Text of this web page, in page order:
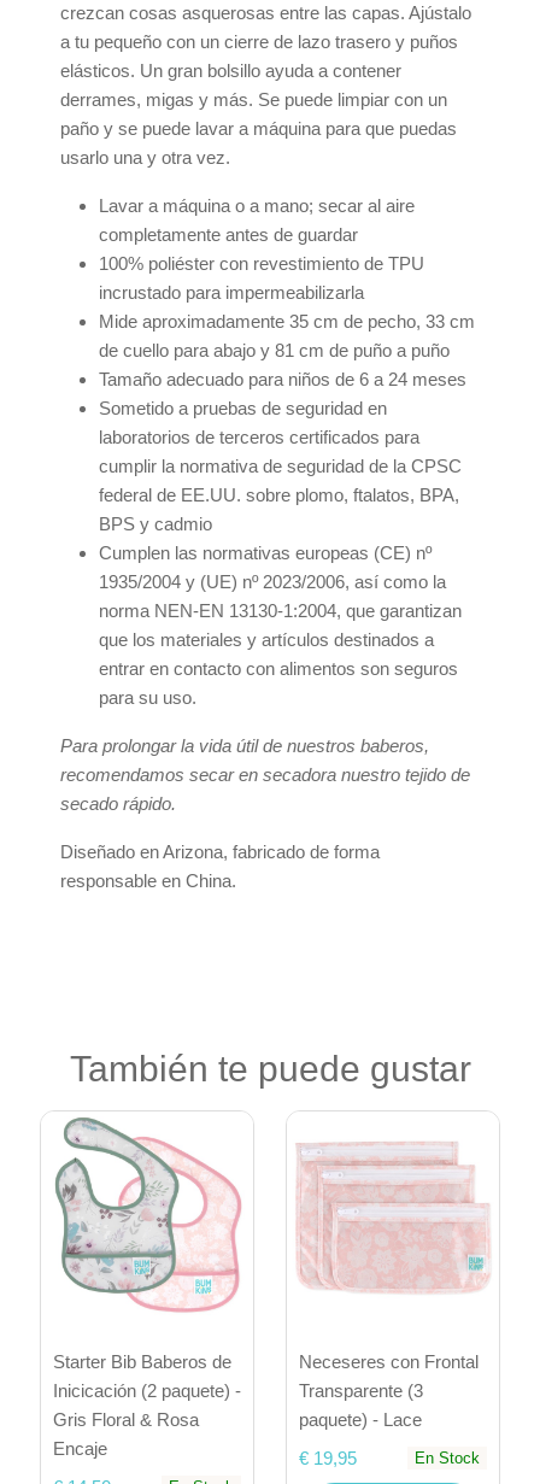
crezcan cosas asquerosas entre las capas. Ajústalo
a tu pequeño con un cierre de lazo trasero y puños
elásticos. Un gran bolsillo ayuda a contener
derrames, migas y más. Se puede limpiar con un
paño y se puede lavar a máquina para que puedas
usarlo una y otra vez.
Lavar a máquina o a mano; secar al aire
completamente antes de guardar
100% poliéster con revestimiento de TPU
incrustado para impermeabilizarla
Mide aproximadamente 35 cm de pecho, 33 cm
de cuello para abajo y 81 cm de puño a puño
Tamaño adecuado para niños de 6 a 24 meses
Sometido a pruebas de seguridad en
laboratorios de terceros certificados para
cumplir la normativa de seguridad de la CPSC
federal de EE.UU. sobre plomo, ftalatos, BPA,
BPS y cadmio
Cumplen las normativas europeas (CE) nº
1935/2004 y (UE) nº 2023/2006, así como la
norma NEN-EN 13130-1:2004, que garantizan
que los materiales y artículos destinados a
entrar en contacto con alimentos son seguros
para su uso.
Para prolongar la vida útil de nuestros baberos,
recomendamos secar en secadora nuestro tejido de
secado rápido.
Diseñado en Arizona, fabricado de forma
responsable en China.
También te puede gustar
Starter Bib Baberos de
Inicicación (2 paquete) -
Gris Floral & Rosa
Encaje
Neceseres con Frontal
Transparente (3
paquete) - Lace
€ 19,95
En Stock